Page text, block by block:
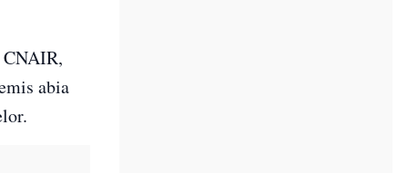
CNAIR,
abia